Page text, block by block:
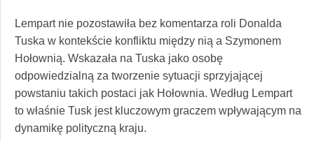
Lempart nie pozostawiła bez komentarza roli Donalda
Tuska w kontekście konfliktu między nią a Szymonem
Hołownią. Wskazała na Tuska jako osobę
odpowiedzialną za tworzenie sytuacji sprzyjającej
powstaniu takich postaci jak Hołownia. Według Lempart
to właśnie Tusk jest kluczowym graczem wpływającym na
dynamikę polityczną kraju.